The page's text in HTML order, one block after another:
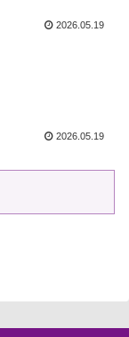
2026.05.19
2026.05.19